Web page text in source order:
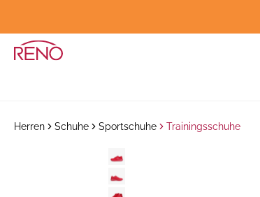
Herren Schuhe Sportschuhe Trainingsschuhe